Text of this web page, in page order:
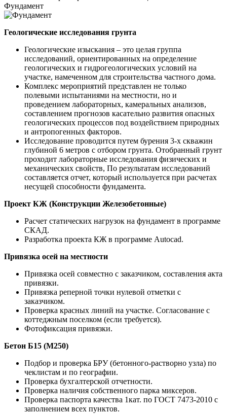
Фундамент
Геологические исследования грунта
Геологические изыскания – это целая группа
исследований, ориентированных на определение
геологических и гидрогеологических условий на
участке, намеченном для строительства частного дома.
Комплекс мероприятий представлен не только
полевыми испытаниями на местности, но и
проведением лабораторных, камеральных анализов,
составлением прогнозов касательно развития опасных
геологических процессов под воздействием природных
и антропогенных факторов.
Исследование проводится путем бурения 3-х скважин
глубиной 6 метров с отбором грунта. Отобранный грунт
проходит лабораторные исследования физических и
механических свойств, По результатам исследований
составляется отчет, который используется при расчетах
несущей способности фундамента.
Проект КЖ (Конструкции Железобетонные)
Расчет статических нагрузок на фундамент в программе
СКАД.
Разработка проекта КЖ в программе Autocad.
Привязка осей на местности
Привязка осей совместно с заказчиком, составления акта
привязки.
Привязка реперной точки нулевой отметки с
заказчиком.
Проверка красных линий на участке. Согласование с
коттеджным поселком (если требуется).
Фотофиксация привязки.
Бетон Б15 (М250)
Подбор и проверка БРУ (бетонного-растворно узла) по
чеклистам и по географии.
Проверка бухгалтерской отчетности.
Проверка наличия собственного парка миксеров.
Проверка паспорта качества 1кат. по ГОСТ 7473-2010 с
заполнением всех пунктов.